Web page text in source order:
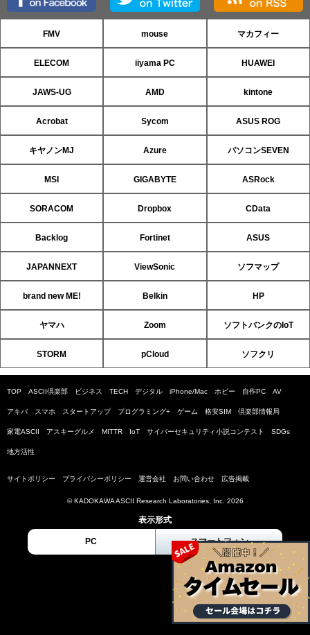
FMV mouse マカフィー
ELECOM iiyama PC HUAWEI
JAWS-UG AMD kintone
Acrobat Sycom ASUS ROG
キヤノンMJ Azure パソコンSEVEN
MSI GIGABYTE ASRock
SORACOM Dropbox CData
Backlog Fortinet ASUS
JAPANNEXT ViewSonic ソフマップ
brand new ME! Belkin HP
ヤマハ Zoom ソフトバンクのIoT
STORM pCloud ソフクリ
TOP ASCII倶楽部 ビジネス TECH デジタル iPhone/Mac ホビー 自作PC AV
アキバ スマホ スタートアップ プログラミング+ ゲーム 格安SIM 倶楽部情報局
家電ASCII アスキーグルメ MITTR IoT サイバーセキュリティ小説コンテスト SDGs
地方活性
サイトポリシー プライバシーポリシー 運営会社 お問い合わせ 広告掲載
© KADOKAWA ASCII Research Laboratories, Inc. 2026
表示形式
PC スマートフォン